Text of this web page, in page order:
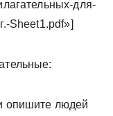
для-
Sheet1.pdf»]
опишите людей